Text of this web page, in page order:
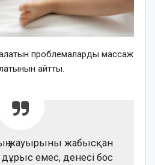
проблемаларды массаж
айтты.
жауырыны жабысқан
емес, денесі бос